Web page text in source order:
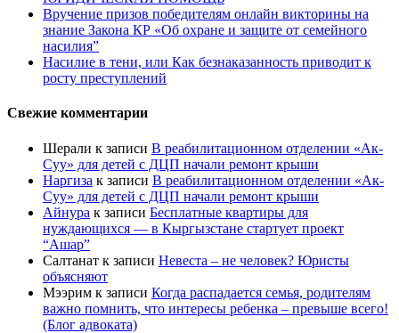
Вручение призов победителям онлайн викторины на
знание Закона КР «Об охране и защите от семейного
насилия”
Насилие в тени, или Как безнаказанность приводит к
росту преступлений
Свежие комментарии
Шерали к записи В реабилитационном отделении «Ак-
Суу» для детей с ДЦП начали ремонт крыши
Наргиза к записи В реабилитационном отделении «Ак-
Суу» для детей с ДЦП начали ремонт крыши
Айнура к записи Бесплатные квартиры для
нуждающихся — в Кыргызстане стартует проект
“Ашар”
Салтанат к записи Невеста – не человек? Юристы
объясняют
Мээрим к записи Когда распадается семья, родителям
важно помнить, что интересы ребенка – превыше всего!
(Блог адвоката)